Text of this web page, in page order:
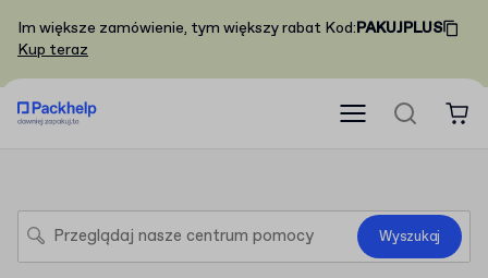
Im większe zamówienie, tym większy rabat Kod:PAKUJPLUS
Kup teraz
Wyszukaj